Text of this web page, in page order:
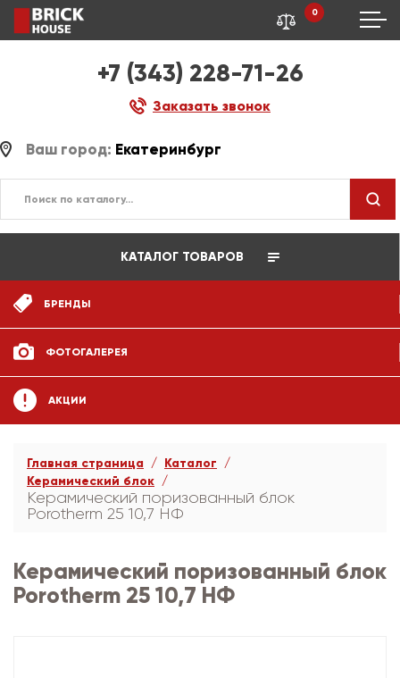
+7 (343) 228-71-26
Заказать звонок
0
Ваш город: Екатеринбург
КАТАЛОГ ТОВАРОВ
БРЕНДЫ
ФОТОГАЛЕРЕЯ
АКЦИИ
Главная страница
Каталог
Керамический блок
Керамический поризованный блок
Porotherm 25 10,7 НФ
Керамический поризованный блок
Porotherm 25 10,7 НФ